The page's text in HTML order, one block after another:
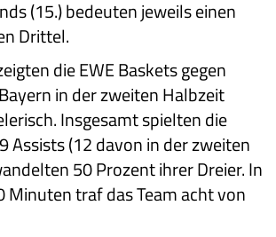
(15.) bedeuten jeweils einen
Drittel.
die EWE Baskets gegen
in der zweiten Halbzeit
Insgesamt spielten die
Assists (12 davon in der zweiten
50 Prozent ihrer Dreier. In
Minuten traf das Team acht von